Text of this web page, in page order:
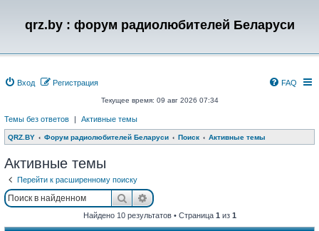
qrz.by : форум радиолюбителей Беларуси
Вход Регистрация FAQ
Текущее время: 09 авг 2026 07:34
Темы без ответов | Активные темы
QRZ.BY Форум радиолюбителей Беларуси Поиск Активные темы
Активные темы
Перейти к расширенному поиску
ПоискРасширенный поиск
Найдено 10 результатов • Страница 1 из 1